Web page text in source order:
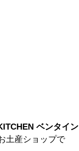
ベンタイン
土産ショップで